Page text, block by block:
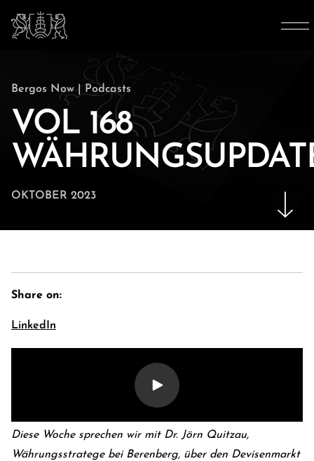
Bergos Now| Podcasts
VOL 168
OKTOBER 2023
Diese Woche sprechen wir mit Dr. Jörn Quitzau,
Währungsstratege bei Berenberg, über den Devisenmarkt
Share on:
LinkedIn